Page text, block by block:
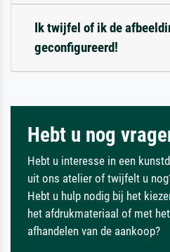
Ik twijfel of ik de
geconfigureerd!
Hebt u nog
Hebt u interesse in een
uit ons atelier of twijfelt u
Hebt u hulp nodig bij het
het afdrukmateriaal of met het
afhandelen van de aankoop?